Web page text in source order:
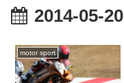
2014-05-20
motor sport